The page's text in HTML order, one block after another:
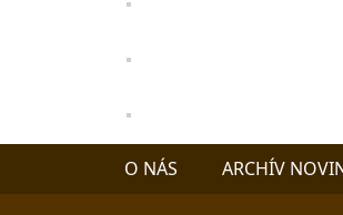
O NÁS ARCHÍV